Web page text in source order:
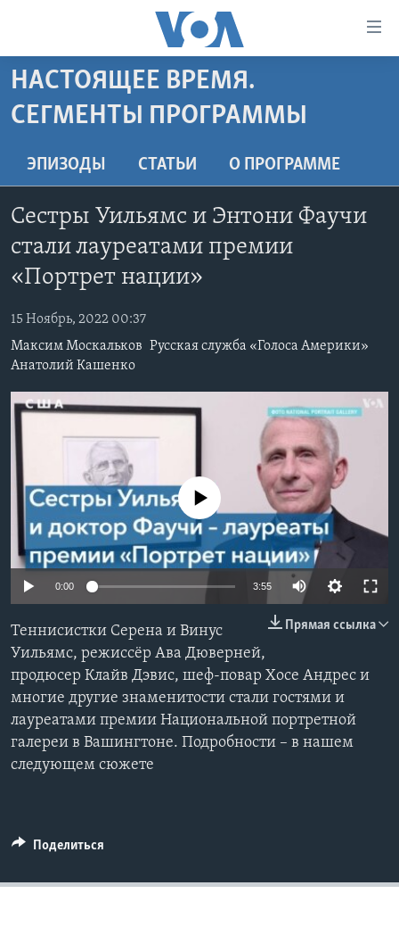
Перейти
на
основной
Перейти
к
основной
навигации
Перейти
ПРОГРАММЫ
АМЕРИКА
ИТОГИ
ПОЧЕМУ ЭТО ВАЖНО?
ДИСКУССИЯ VOA
ДЕТАЛИ
НЬЮ-ЙОРК NEW YORK
ПРОЕКТЫ
НАША АМЕРИКАНСКАЯ ИСТОРИЯ
А КАК В АМЕРИКЕ?
АРТЕФАКТЫ
АМЕРИКАНСКИЕ ГОРОДКИ
ТЕСТЫ
ЭКСПЕРТИЗА
ИНТЕРВЬЮ
ФАКТЫ ПРОТИВ ФЕЙКОВ
ЗА СВОБОДУ ПРЕССЫ
УЧИМ АНГЛИЙСКИЙ
ВИДЕО
Learning English
СОЦИАЛЬНЫЕ СЕТИ
Языки
НАСТОЯЩЕЕ ВРЕМЯ.
СЕГМЕНТЫ ПРОГРАММЫ
ЭПИЗОДЫ СТАТЬИ O ПРОГРАММЕ
Сестры Уильямс и Энтони Фаучи
стали лауреатами премии
«Портрет нации»
15 Ноябрь, 2022 00:37
Максим Москальков Русская служба «Голоса Америки»
Анатолий Кашенко
No media source currently available
0:00 3:55
Прямая ссылка
Теннисистки Серена и Винус
Уильямс, режиссёр Ава Дюверней,
продюсер Клайв Дэвис, шеф-повар Хосе Андрес и
многие другие знаменитости стали гостями и
лауреатами премии Национальной портретной
галереи в Вашингтоне. Подробности – в нашем
следующем сюжете
Поделиться